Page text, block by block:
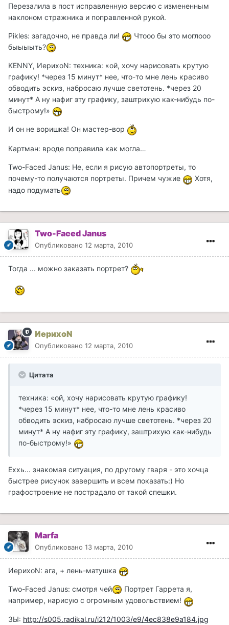
Перезалила в пост исправленную версию с измененным
наклоном стражника и поправленной рукой.
Pikles: загадочно, не правда ли!
Чтооо бы это моглооо
быыыыть?
KENNY, ИерихоN: техника: «ой, хочу нарисовать крутую
графику! *через 15 минут* нее, что-то мне лень красиво
обводить эскиз, набросаю лучше светотень. *через 20
минут* А ну нафиг эту графику, заштрихую как-нибудь по-
быстрому!»
И он не воришка! Он мастер-вор
Картман: вроде поправила как могла…
Two-Faced Janus: Не, если я рисую автопортреты, то
почему-то получаются портреты. Причем чужие
Хотя,
надо подумать
Two-Faced Janus
Опубликовано 12 марта, 2010
Тогда ... можно заказать портрет?
ИерихоN
Опубликовано 12 марта, 2010
Цитата
техника: «ой, хочу нарисовать крутую графику!
*через 15 минут* нее, что-то мне лень красиво
обводить эскиз, набросаю лучше светотень. *через 20
минут* А ну нафиг эту графику, заштрихую как-нибудь
по-быстрому!»
Еххь... знакомая ситуация, по другому гваря - это хочца
быстрее рисунок завершить и всем показать:) Но
графостроение не пострадало от такой спешки.
Marfa
Опубликовано 13 марта, 2010
ИерихоN: ага, + лень-матушка
Two-Faced Janus: смотря чей
Портрет Гаррета я,
например, нарисую с огромным удовольствием!
ЗЫ: http://s005.radikal.ru/i212/1003/e9/4ec838e9a184.jpg